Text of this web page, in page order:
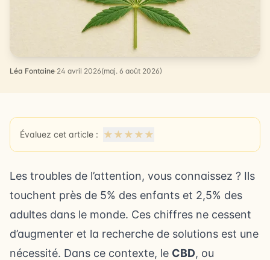
Léa Fontaine·24 avril 2026(maj. 6 août 2026)
Évaluez cet article : ★ ★ ★ ★ ★
Les troubles de l’attention, vous connaissez ? Ils
touchent près de 5% des enfants et 2,5% des
adultes dans le monde. Ces chiffres ne cessent
d’augmenter et la recherche de solutions est une
nécessité. Dans ce contexte, le CBD, ou